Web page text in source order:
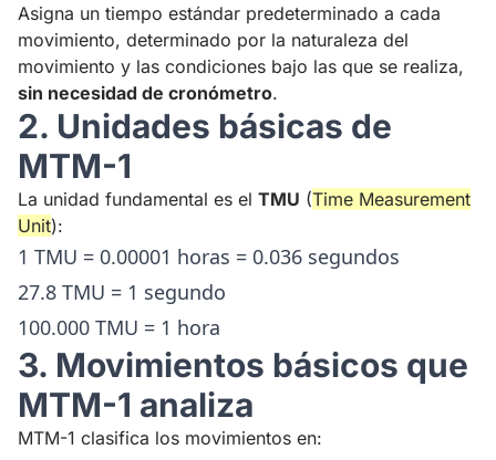
Asigna un tiempo estándar predeterminado a cada
movimiento, determinado por la naturaleza del
movimiento y las condiciones bajo las que se realiza,
sin necesidad de cronómetro.
2. Unidades básicas de
MTM-1
La unidad fundamental es el TMU (Time Measurement
Unit):
1 TMU = 0.00001 horas = 0.036 segundos
27.8 TMU = 1 segundo
100.000 TMU = 1 hora
3. Movimientos básicos que
MTM-1 analiza
MTM-1 clasifica los movimientos en: